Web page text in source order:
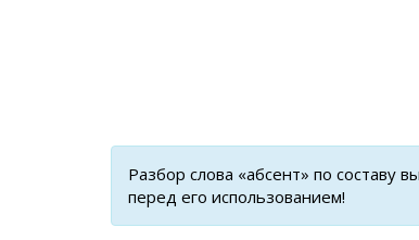
Разбор слова «абсент» по составу
перед его использованием!